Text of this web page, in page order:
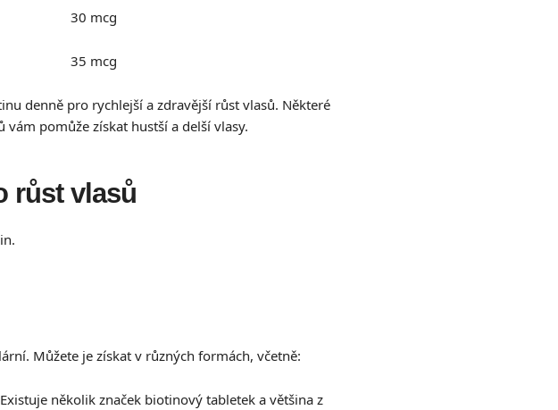
30 mcg
35 mcg
denně pro rychlejší a zdravější růst vlasů. Některé
pomůže získat hustší a delší vlasy.
růst vlasů
Můžete je získat v různých formách, včetně:
několik značek biotinový tabletek a většina z